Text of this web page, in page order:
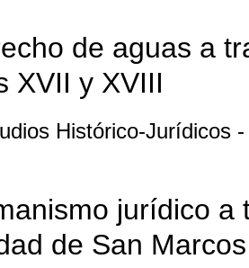
de aguas a
XVII y XVIII
Histórico-Jurídicos
jurídico a
de San